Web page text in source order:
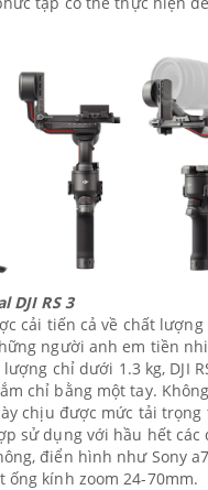
DJI RS 3
cải tiến cả về chất lượng
người anh em tiền
chỉ dưới 1.3 kg, DJI
chỉ bằng một tay.
chịu được mức tải trọng
sử dụng với hầu hết các
điển hình như Sony
ống kính zoom 24-70mm​.